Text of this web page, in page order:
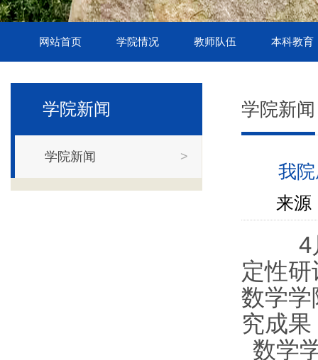
网站首页 学院情况 教师队伍 本科教育
学院新闻
学院新闻 >
学院新闻
我
来
4月
定性
数学学
究成
数学